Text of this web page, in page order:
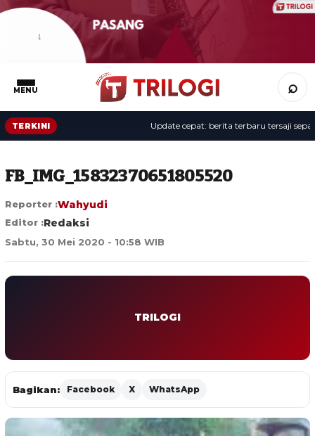
MENU ⌕
TERKINI Update cepat: berita terbaru tersaji
FB_IMG_15832370651805520
Reporter :Wahyudi
Editor :Redaksi
Sabtu, 30 Mei 2020 - 10:58 WIB
TRILOGI
Bagikan: Facebook X WhatsApp